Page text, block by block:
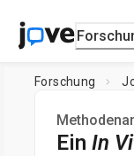
Forschung
Ein In